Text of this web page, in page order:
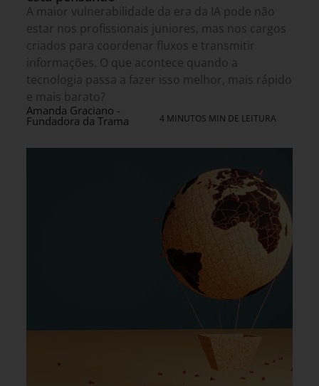
A maior vulnerabilidade da era da IA pode não
estar nos profissionais juniores, mas nos cargos
criados para coordenar fluxos e transmitir
informações. O que acontece quando a
tecnologia passa a fazer isso melhor, mais rápido
e mais barato?
Amanda Graciano -
Fundadora da Trama 4 MINUTOS MIN DE LEITURA